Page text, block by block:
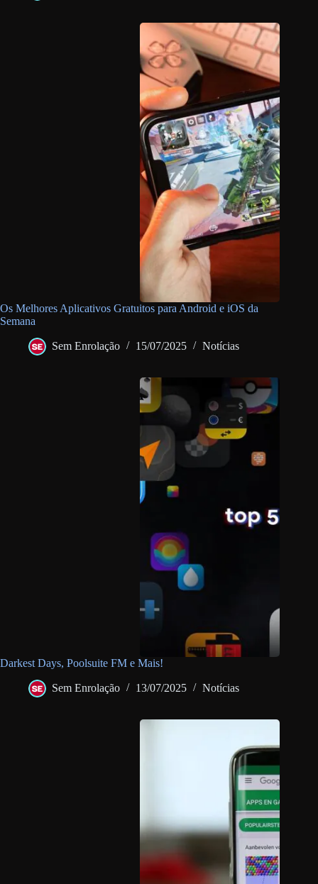
Os Melhores Aplicativos Gratuitos para Android e iOS da
Semana
Sem Enrolação 15/07/2025 Notícias
Darkest Days, Poolsuite FM e Mais!
Sem Enrolação 13/07/2025 Notícias